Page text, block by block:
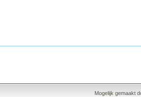
Mogelijk gemaakt